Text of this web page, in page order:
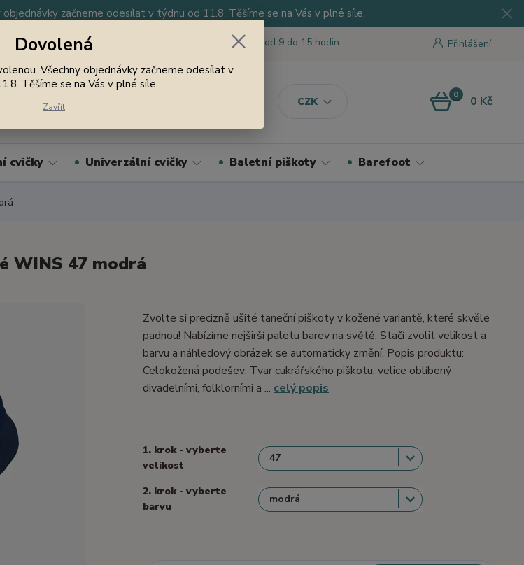
začneme odesílat v týdnu od 11.8. Těšíme se na Vás v plné síle.
CZK
Přihlášení
Nevíte si rady? Zavolejte. Jsme tu pro Vás od 9 do 15 hodin
0 0 Kč
cvičky Univerzální cvičky Baletní piškoty Barefoot
WINS 47 modrá
Zvolte si precizně ušité taneční piškoty v kožené variantě, které skvěle
padnou! Nabízíme nejširší paletu barev na světě. Stačí zvolit velikost a
barvu a náhledový obrázek se automaticky změní. Popis produktu:
Celokožená podešev: Tvar cukrářského piškotu, velice oblíbený
divadelními, folklorními a ... celý popis
1. krok - vyberte
velikost
2. krok - vyberte
barvu
Dovolená
Všechny objednávky začneme odesílat v
Těšíme se na Vás v plné síle.
Zavřít